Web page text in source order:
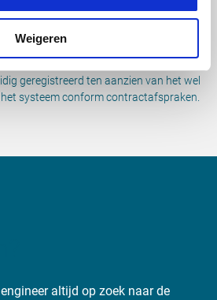
Weigeren
vastlegging prestaties
geregistreerd ten aanzien van het wel
systeem conform contractafspraken.
altijd op zoek naar de